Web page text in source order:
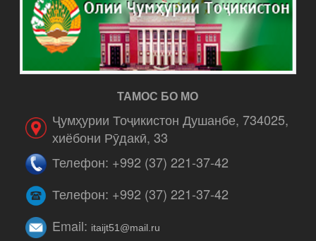
ТАМОС БО МО
Ҷумҳурии Тоҷикистон Душанбе, 734025,
хиёбони Рӯдакӣ, 33
Телефон: +992 (37) 221-37-42
Телефон: +992 (37) 221-37-42
Email: itaijt51@mail.ru